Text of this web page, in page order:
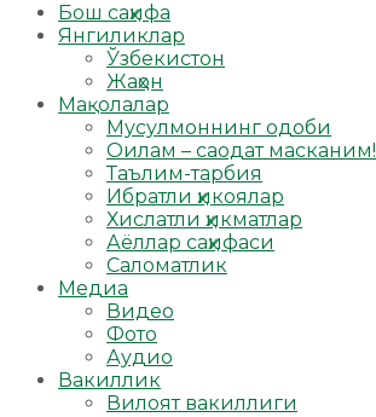
Бош саҳифа
Янгиликлар
Ўзбекистон
Жаҳон
Мақолалар
Мусулмоннинг одоби
Оилам – саодат масканим!
Таълим-тарбия
Ибратли ҳикоялар
Хислатли ҳикматлар
Аёллар саҳифаси
Саломатлик
Медиа
Видео
Фото
Аудио
Вакиллик
Вилоят вакиллиги